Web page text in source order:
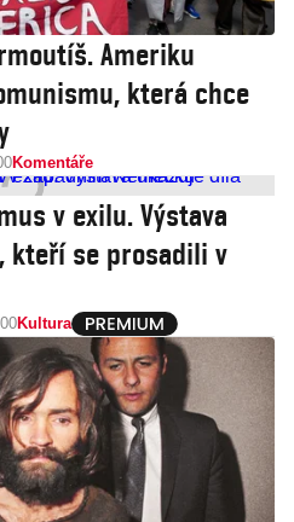
Ameriku
která chce
Komentáře
v exilu. Výstava
kteří se prosadili v
Kultura